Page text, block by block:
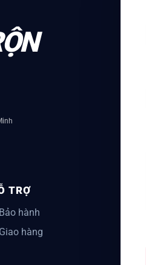
TRỢ
Bảo hành
Giao hàng